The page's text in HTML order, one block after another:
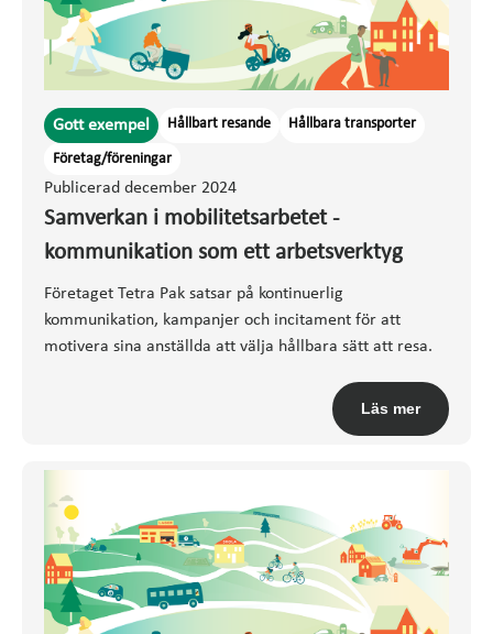
Publicerad december 2024
Samverkan i mobilitetsarbetet -
kommunikation som ett arbetsverktyg
Företaget Tetra Pak satsar på kontinuerlig
kommunikation, kampanjer och incitament för att
motivera sina anställda att välja hållbara sätt att resa.
Gott exempel Hållbart resande Hållbara transporter
Företag/föreningar
Läs mer